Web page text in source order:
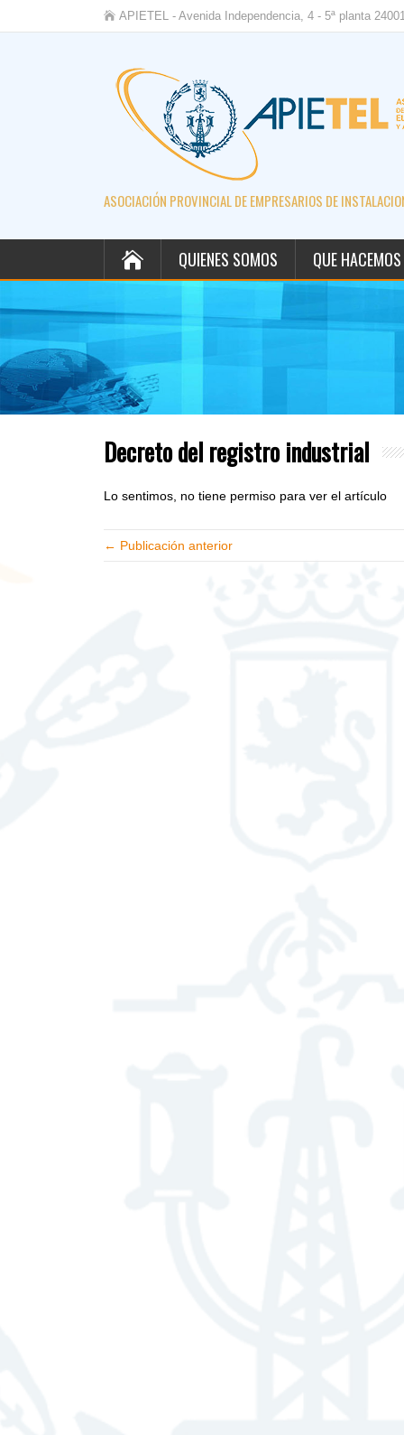
APIETEL - Avenida Independencia, 4 - 5ª planta
ASOCIACIÓN PROVINCIAL DE EMPRESARIOS DE
QUIENES SOMOS QUE HACEMOS
Decreto del registro industrial
Lo sentimos, no tiene permiso para ver el artículo
← Publicación anterior